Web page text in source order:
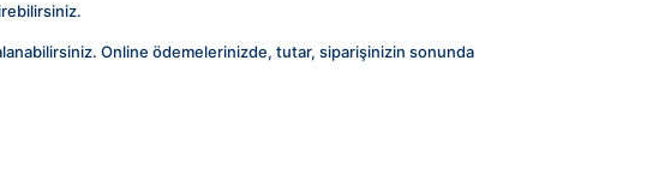
Online ödemelerinizde, tutar, siparişinizin sonunda